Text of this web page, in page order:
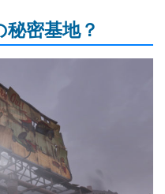
密基地？